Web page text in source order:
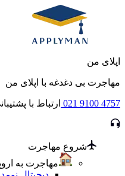
اپلای من
مهاجرت بی دغدغه با اپلای من
021 9100 4757 ارتباط با
شروع مهاجرت
مهاجرت به